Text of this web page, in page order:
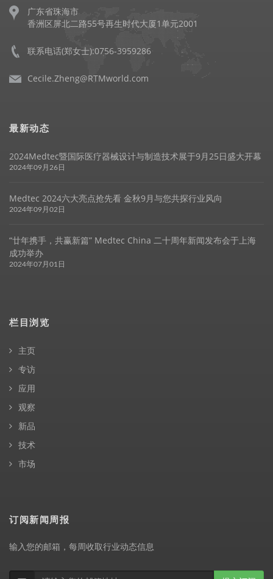
广东省珠海市
香洲区屏北二路55号再生时代大厦1单元2001
联系电话(郑女士):0756-3959286
Cecile.Zheng@RTMworld.com
最新动态
2024Medtec暨国际医疗器械设计与制造技术展于9月25日盛大开幕
2024年09月26日
Medtec 2024六大亮点抢先看 金秋9月与您共探行业风向
2024年09月02日
“廿年携手，共赢新篇” Medtec China 二十周年新闻发布会于上海
成功举办
2024年07月01日
栏目浏览
主页
专访
应用
观察
新品
技术
市场
订阅新闻周报
输入您的邮箱，每周收取行业动态信息